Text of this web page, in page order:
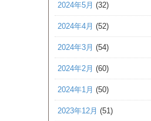
2024年5月 (32)
2024年4月 (52)
2024年3月 (54)
2024年2月 (60)
2024年1月 (50)
2023年12月 (51)